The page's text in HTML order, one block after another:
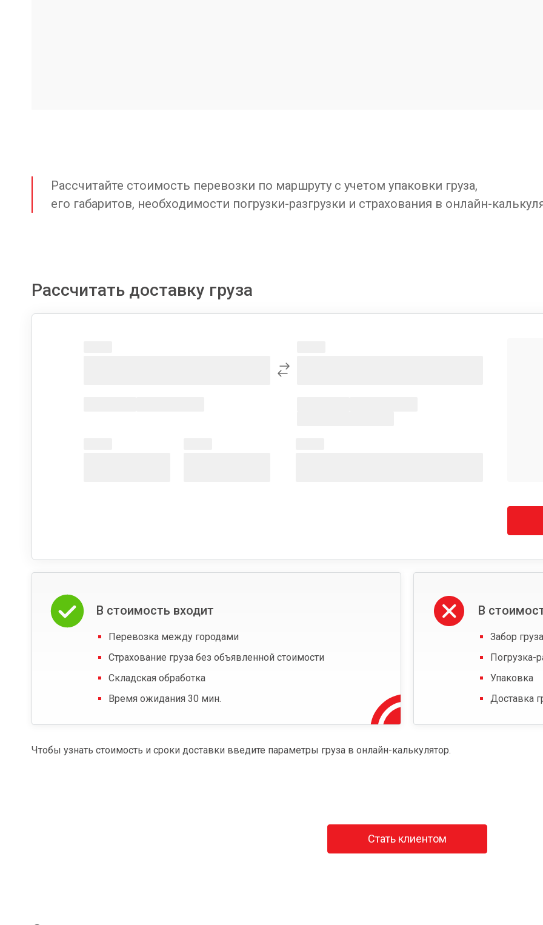
Рассчитайте стоимость перевозки по маршруту с учетом упаковки груза,
его габаритов, необходимости погрузки-разгрузки и страхования в онлайн-
Рассчитать доставку груза
В стоимость входит
Перевозка между городами
Страхование груза без объявленной стоимости
Складская обработка
Время ожидания 30 мин.
В
Забор
Погрузка-
Упаковка
Доставка
Чтобы узнать стоимость и сроки доставки введите параметры груза в онлайн-калькулятор.
Стать клиентом